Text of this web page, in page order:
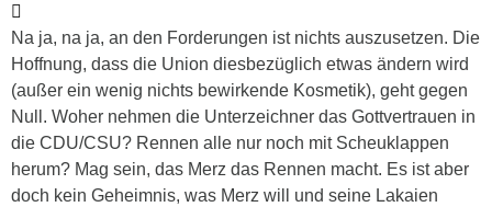
Na ja, na ja, an den Forderungen ist nichts auszusetzen. Die
Hoffnung, dass die Union diesbezüglich etwas ändern wird
(außer ein wenig nichts bewirkende Kosmetik), geht gegen
Null. Woher nehmen die Unterzeichner das Gottvertrauen in
die CDU/CSU? Rennen alle nur noch mit Scheuklappen
herum? Mag sein, das Merz das Rennen macht. Es ist aber
doch kein Geheimnis, was Merz will und seine Lakaien